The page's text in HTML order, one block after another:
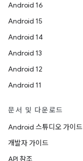
Android 16
Android 15
Android 14
Android 13
Android 12
Android 11
문서 및 다운로드
Android 스튜디오 가이드
개발자 가이드
API 참조